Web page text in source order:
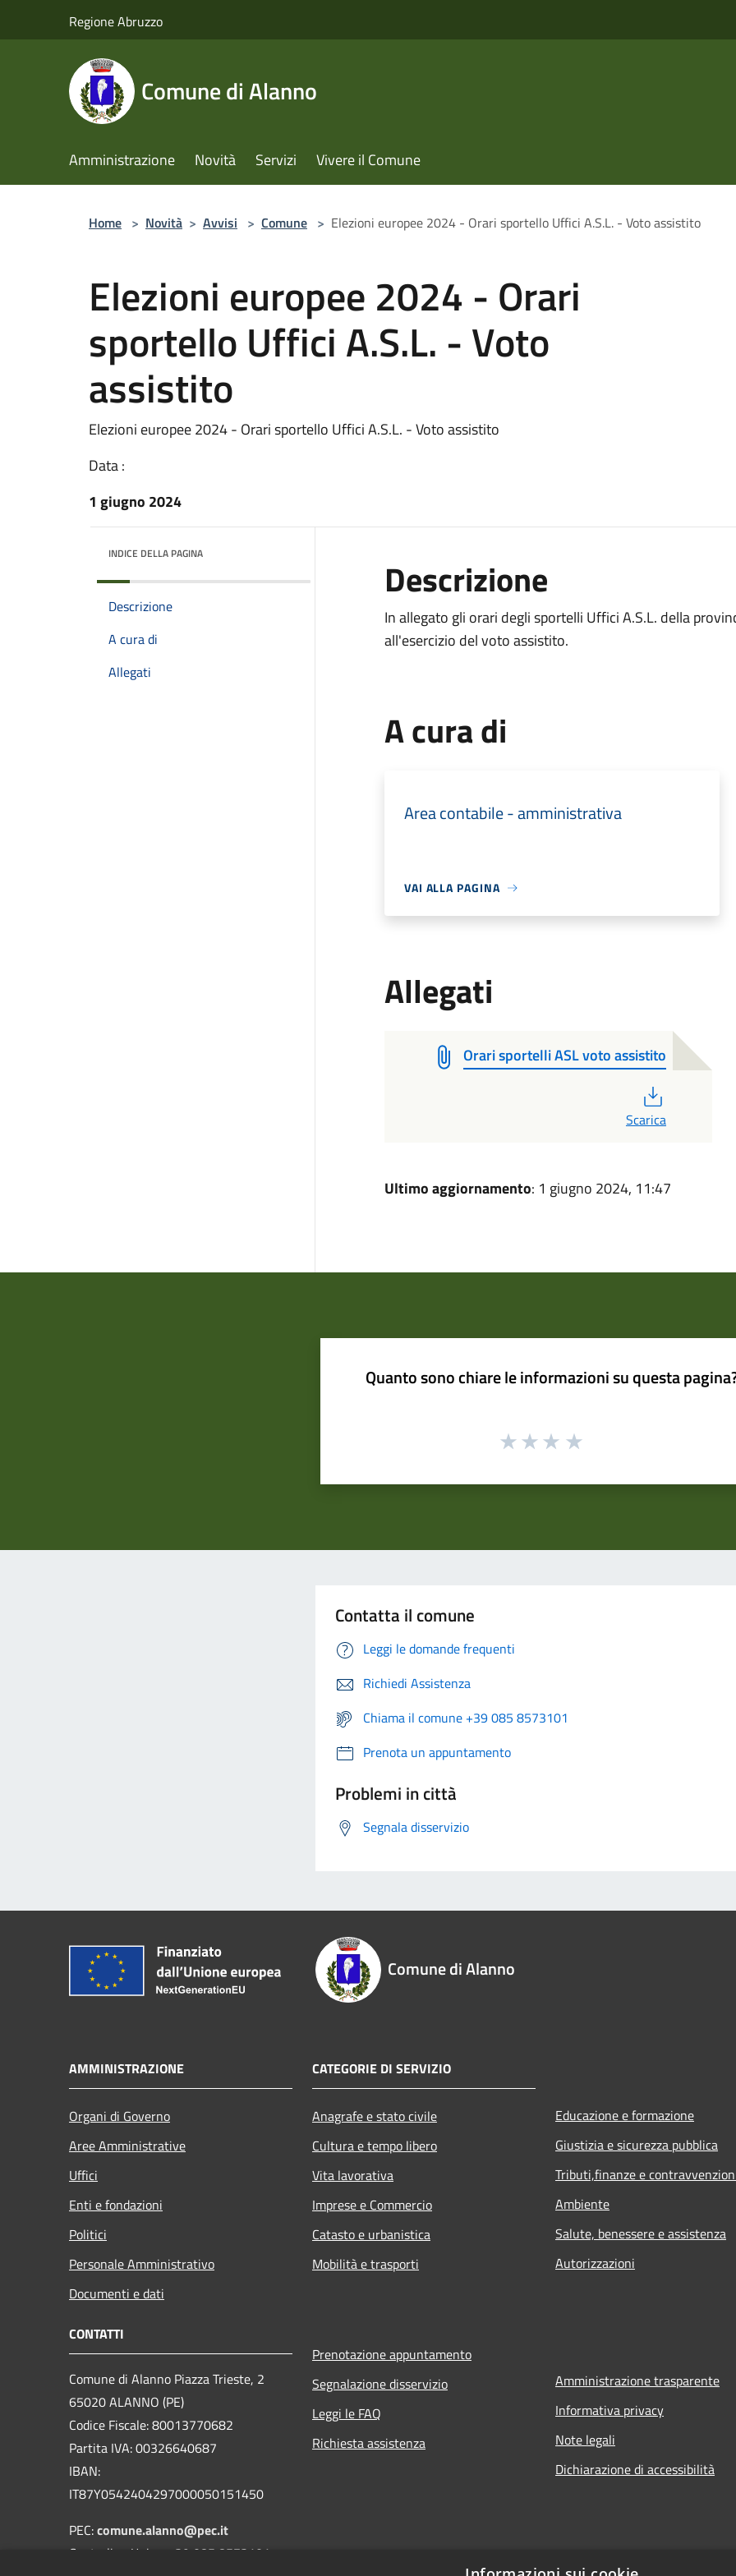
Regione Abruzzo
Comune di Alanno
Amministrazione Novità Servizi Vivere il Comune
Home > Novità > Avvisi > Comune > Elezioni europee 2024 - Orari sportello Uffici A.S.L. - Voto assistito
Elezioni europee 2024 - Orari
sportello Uffici A.S.L. - Voto
assistito
Elezioni europee 2024 - Orari sportello Uffici A.S.L. - Voto assistito
Data :
1 giugno 2024
INDICE DELLA PAGINA
Descrizione
A cura di
Allegati
Descrizione
In allegato gli orari degli sportelli Uffici A.S.L. della
all'esercizio del voto assistito.
A cura di
Area contabile - amministrativa
VAI ALLA PAGINA
Allegati
Orari sportelli ASL voto assistito
Scarica
Ultimo aggiornamento: 1 giugno 2024, 11:47
Quanto sono chiare le informazioni su questa
Contatta il comune
Leggi le domande frequenti
Richiedi Assistenza
Chiama il comune +39 085 8573101
Prenota un appuntamento
Problemi in città
Segnala disservizio
Comune di Alanno
AMMINISTRAZIONE
Organi di Governo
Aree Amministrative
Uffici
Enti e fondazioni
Politici
Personale Amministrativo
Documenti e dati
CATEGORIE DI SERVIZIO
Anagrafe e stato civile
Cultura e tempo libero
Vita lavorativa
Imprese e Commercio
Catasto e urbanistica
Mobilità e trasporti
Educazione e formazione
Giustizia e sicurezza pubblica
Tributi,finanze e
Ambiente
Salute, benessere e assistenza
Autorizzazioni
CONTATTI
Comune di Alanno Piazza Trieste, 2
65020 ALANNO (PE)
Codice Fiscale: 80013770682
Partita IVA: 00326640687
IBAN:
IT87Y0542404297000050151450
PEC:comune.alanno@pec.it
Centralino Unico: +39 085 8573101
Prenotazione appuntamento
Segnalazione disservizio
Leggi le FAQ
Richiesta assistenza
Amministrazione trasparente
Informativa privacy
Note legali
Dichiarazione di accessibilità